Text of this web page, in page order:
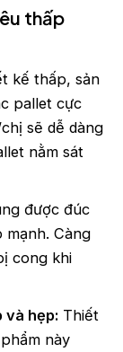
thấp
kế thấp, sản
pallet cực
sẽ dễ dàng
nằm sát
được đúc
Càng
cong khi
và hẹp: Thiết
này